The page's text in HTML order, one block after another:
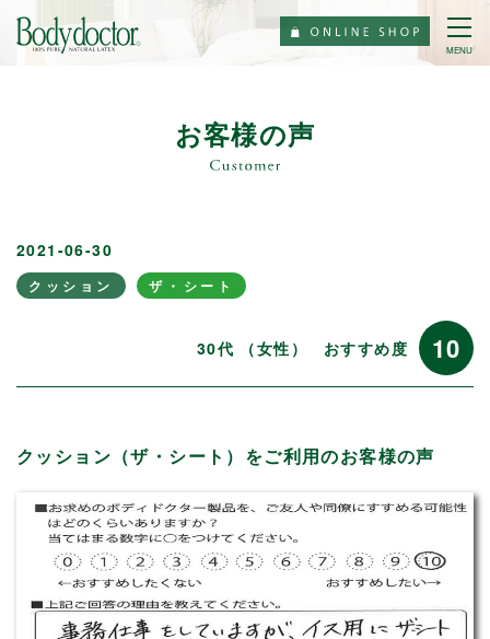
MENU
お客様の声
2021-06-30
クッション ザ・シート
30代 （女性） おすすめ度 10
クッション（ザ・シート）をご利用のお客様の声